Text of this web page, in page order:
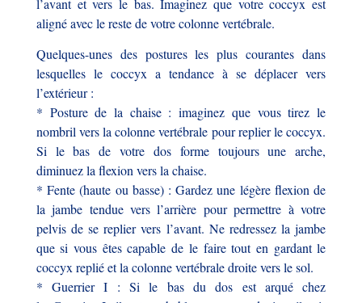
l’avant et vers le bas. Imaginez que votre coccyx est
aligné avec le reste de votre colonne vertébrale.
Quelques-unes des postures les plus courantes dans
lesquelles le coccyx a tendance à se déplacer vers
l’extérieur :
* Posture de la chaise : imaginez que vous tirez le
nombril vers la colonne vertébrale pour replier le coccyx.
Si le bas de votre dos forme toujours une arche,
diminuez la flexion vers la chaise.
* Fente (haute ou basse) : Gardez une légère flexion de
la jambe tendue vers l’arrière pour permettre à votre
pelvis de se replier vers l’avant. Ne redressez la jambe
que si vous êtes capable de le faire tout en gardant le
coccyx replié et la colonne vertébrale droite vers le sol.
* Guerrier I : Si le bas du dos est arqué chez